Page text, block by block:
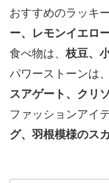
おすすめのラッキ
ー、レモンイエロ
食べ物は、枝豆、
パワーストーンは、
スアゲート、クリ
ファッションアイ
グ、羽根模様のス